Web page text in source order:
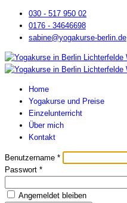
030 - 517 950 02
0176 - 34646698
sabine@yogakurse-berlin.de
Home
Yogakurse und Preise
Einzelunterricht
Über mich
Kontakt
Benutzername *
Passwort *
Angemeldet bleiben